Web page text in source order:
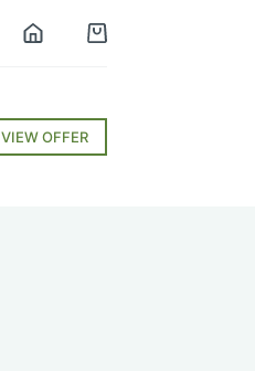
Shopping
VIEW OFFER